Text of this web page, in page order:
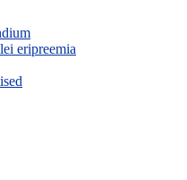
eripreemia